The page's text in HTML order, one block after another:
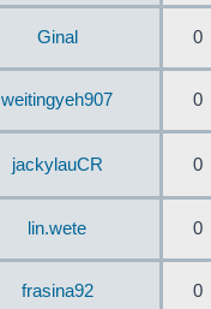
Ginal 0
weitingyeh907 0
jackylauCR 0
lin.wete 0
frasina92 0